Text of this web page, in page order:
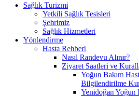
Sağlık Turizmi
Yetkili Sağlık Tesisleri
Şehrimiz
Sağlık Hizmetleri
Yönlendirme
Hasta Rehberi
Nasıl Randevu Alınır?
Ziyaret Saatleri ve
Yoğun Bakım
Bilgilendirilme
Yenidoğan Yoğun